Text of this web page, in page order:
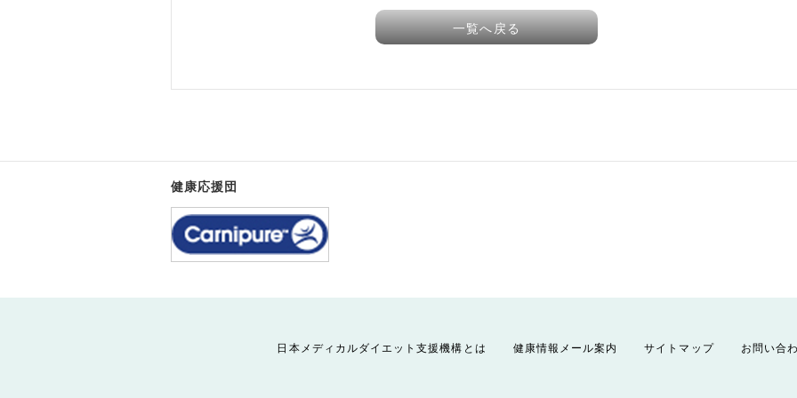
一覧へ戻る
健康応援団
日本メディカルダイエット支援機構とは 健康情報メール案内 サイトマップ お問い合